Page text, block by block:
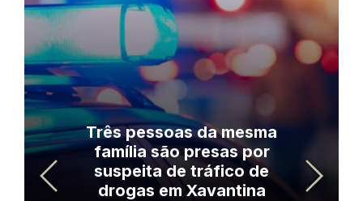
Três pessoas da mesma
família são presas por
suspeita de tráfico de
drogas em Xavantina